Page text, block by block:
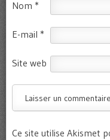
Nom *
E-mail *
Site web
Ce site utilise Akismet